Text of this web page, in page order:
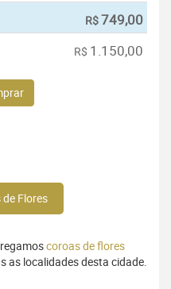
R$749,00
R$ 1.150,00
Flores
coroas de flores
as localidades desta cidade.